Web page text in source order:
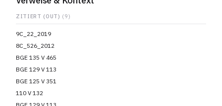
ZITIERT (OUT) (9)
9C_22_2019
8C_526_2012
BGE 135 V 465
BGE 129 V 113
BGE 125 V 351
110 V 132